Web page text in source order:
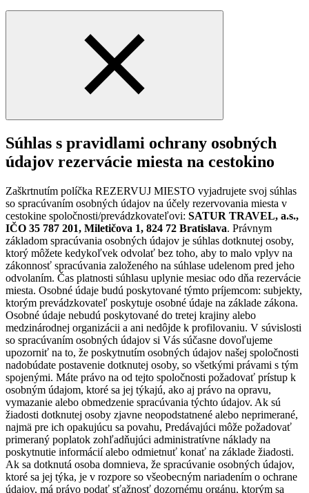
Súhlas s pravidlami ochrany osobných
údajov rezervácie miesta na cestokino
Zaškrtnutím políčka REZERVUJ MIESTO vyjadrujete svoj súhlas
so spracúvaním osobných údajov na účely rezervovania miesta v
cestokine spoločnosti/prevádzkovateľovi: SATUR TRAVEL, a.s.,
IČO 35 787 201, Miletičova 1, 824 72 Bratislava. Právnym
základom spracúvania osobných údajov je súhlas dotknutej osoby,
ktorý môžete kedykoľvek odvolať bez toho, aby to malo vplyv na
zákonnosť spracúvania založeného na súhlase udelenom pred jeho
odvolaním. Čas platnosti súhlasu uplynie mesiac odo dňa rezervácie
miesta. Osobné údaje budú poskytované týmto príjemcom: subjekty,
ktorým prevádzkovateľ poskytuje osobné údaje na základe zákona.
Osobné údaje nebudú poskytované do tretej krajiny alebo
medzinárodnej organizácii a ani nedôjde k profilovaniu. V súvislosti
so spracúvaním osobných údajov si Vás súčasne dovoľujeme
upozorniť na to, že poskytnutím osobných údajov našej spoločnosti
nadobúdate postavenie dotknutej osoby, so všetkými právami s tým
spojenými. Máte právo na od tejto spoločnosti požadovať prístup k
osobným údajom, ktoré sa jej týkajú, ako aj právo na opravu,
vymazanie alebo obmedzenie spracúvania týchto údajov. Ak sú
žiadosti dotknutej osoby zjavne neopodstatnené alebo neprimerané,
najmä pre ich opakujúcu sa povahu, Predávajúci môže požadovať
primeraný poplatok zohľadňujúci administratívne náklady na
poskytnutie informácií alebo odmietnuť konať na základe žiadosti.
Ak sa dotknutá osoba domnieva, že spracúvanie osobných údajov,
ktoré sa jej týka, je v rozpore so všeobecným nariadením o ochrane
údajov, má právo podať sťažnosť dozornému orgánu, ktorým sa